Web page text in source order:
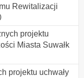
Rewitalizacji
projektu
Miasta Suwałk
projektu uchwały